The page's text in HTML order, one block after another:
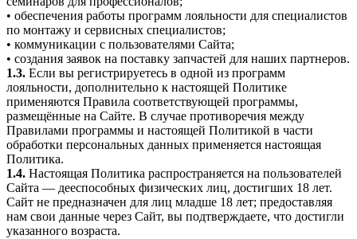
• обеспечения работы программ лояльности для специалистов
по монтажу и сервисных специалистов;
• коммуникации с пользователями Сайта;
• создания заявок на поставку запчастей для наших партнеров.
1.3. Если вы регистрируетесь в одной из программ
лояльности, дополнительно к настоящей Политике
применяются Правила соответствующей программы,
размещённые на Сайте. В случае противоречия между
Правилами программы и настоящей Политикой в части
обработки персональных данных применяется настоящая
Политика.
1.4. Настоящая Политика распространяется на пользователей
Сайта — дееспособных физических лиц, достигших 18 лет.
Сайт не предназначен для лиц младше 18 лет; предоставляя
нам свои данные через Сайт, вы подтверждаете, что достигли
указанного возраста.